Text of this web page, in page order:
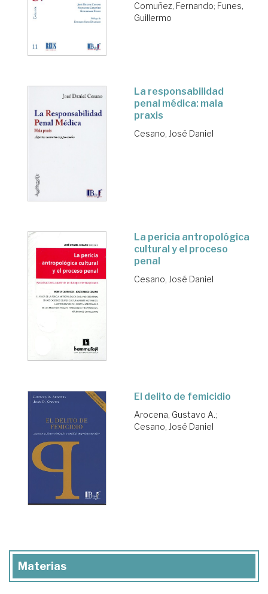
Comuñez, Fernando; Funes,
Guillermo
La responsabilidad
penal médica: mala
praxis
Cesano, José Daniel
La pericia antropológica
cultural y el proceso
penal
Cesano, José Daniel
El delito de femicidio
Arocena, Gustavo A.;
Cesano, José Daniel
Materias